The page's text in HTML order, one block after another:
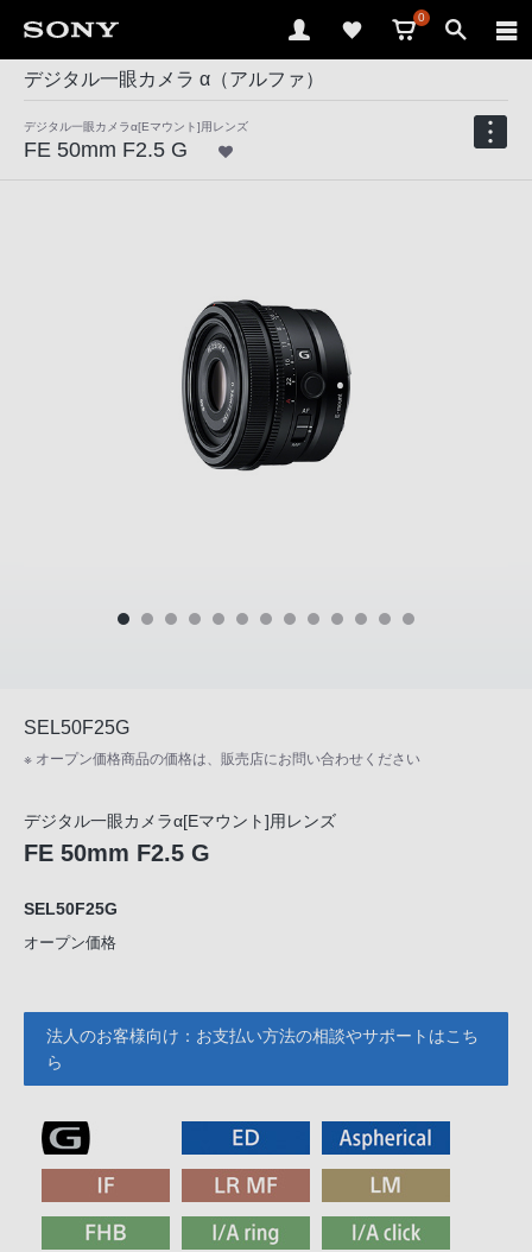
0
デジタル一眼カメラ α（アルファ）
デジタル一眼カメラα[Eマウント]用レンズ
FE 50mm F2.5 G
SEL50F25G
※ オープン価格商品の価格は、販売店にお問い合わせください
デジタル一眼カメラα[Eマウント]用レンズ
FE 50mm F2.5 G
SEL50F25G
オープン価格
法人のお客様向け：お支払い方法の相談やサポートはこち
ら